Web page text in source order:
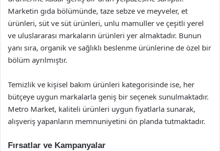
Marketin gıda bölümünde, taze sebze ve meyveler, et
ürünleri, süt ve süt ürünleri, unlu mamuller ve çeşitli yerel
ve uluslararası markaların ürünleri yer almaktadır. Bunun
yanı sıra, organik ve sağlıklı beslenme ürünlerine de özel bir
bölüm ayrılmıştır.
Temizlik ve kişisel bakım ürünleri kategorisinde ise, her
bütçeye uygun markalarla geniş bir seçenek sunulmaktadır.
Metro Market, kaliteli ürünleri uygun fiyatlarla sunarak,
alışveriş yapanların memnuniyetini ön planda tutmaktadır.
Fırsatlar ve Kampanyalar